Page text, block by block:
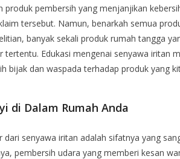
produk pembersih yang menjanjikan
tersebut. Namun, benarkah semua
banyak sekali produk rumah tangga
tertentu. Edukasi mengenai senyawa iritan
bijak dan waspada terhadap produk yang
di Dalam Rumah Anda
dari senyawa iritan adalah sifatnya yang
pembersih udara yang memberi kesan